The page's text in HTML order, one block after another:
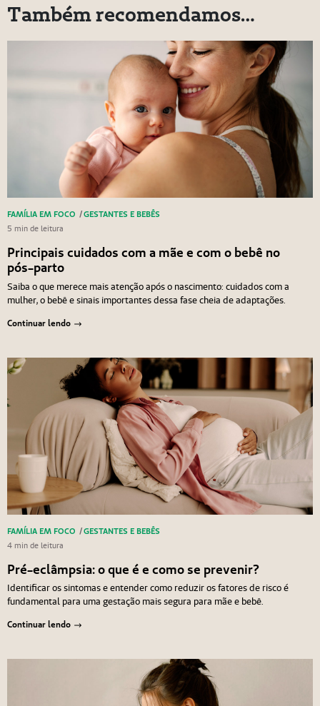
Também recomendamos…
FAMÍLIA EM FOCO /GESTANTES E BEBÊS
5 min de leitura
Principais cuidados com a mãe e com o bebê no
pós-parto
Saiba o que merece mais atenção após o nascimento: cuidados com a
mulher, o bebê e sinais importantes dessa fase cheia de adaptações.
Continuar lendo
FAMÍLIA EM FOCO /GESTANTES E BEBÊS
4 min de leitura
Pré-eclâmpsia: o que é e como se prevenir?
Identificar os sintomas e entender como reduzir os fatores de risco é
fundamental para uma gestação mais segura para mãe e bebê.
Continuar lendo